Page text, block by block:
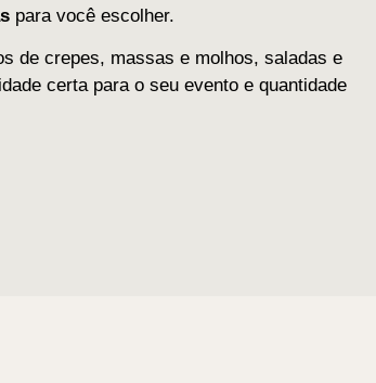
para você escolher.
de crepes, massas e molhos, saladas e
certa para o seu evento e quantidade